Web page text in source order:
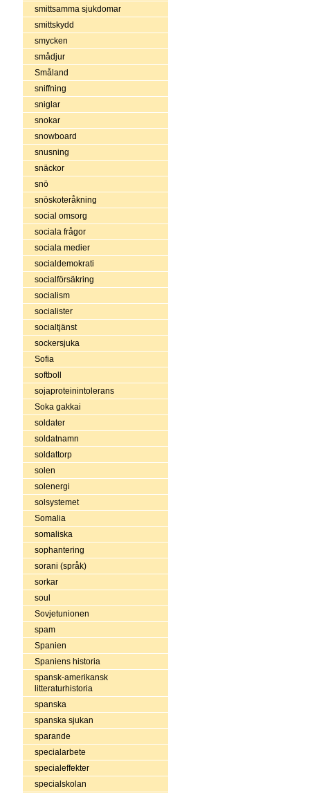
smittsamma sjukdomar
smittskydd
smycken
smådjur
Småland
sniffning
sniglar
snokar
snowboard
snusning
snäckor
snö
snöskoteråkning
social omsorg
sociala frågor
sociala medier
socialdemokrati
socialförsäkring
socialism
socialister
socialtjänst
sockersjuka
Sofia
softboll
sojaproteinintolerans
Soka gakkai
soldater
soldatnamn
soldattorp
solen
solenergi
solsystemet
Somalia
somaliska
sophantering
sorani (språk)
sorkar
soul
Sovjetunionen
spam
Spanien
Spaniens historia
spansk-amerikansk
litteraturhistoria
spanska
spanska sjukan
sparande
specialarbete
specialeffekter
specialskolan